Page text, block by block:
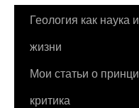
Перейти
содержимому
Геология как наука
жизни
Мои статьи о
критика